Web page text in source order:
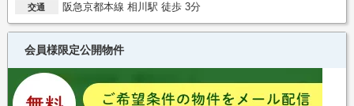
交通 阪急京都本線 相川駅 徒歩 3分
会員様限定公開物件